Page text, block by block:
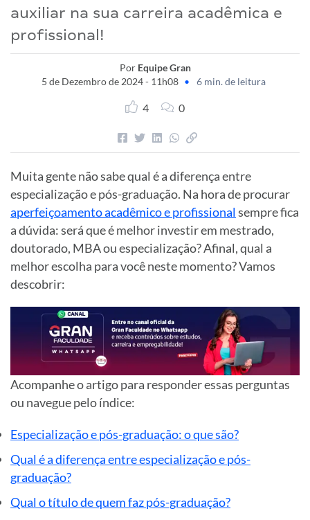
auxiliar na sua carreira acadêmica e
profissional!
Por Equipe Gran
5 de Dezembro de 2024 - 11h08 • 6 min. de leitura
4 0
Muita gente não sabe qual é a diferença entre
especialização e pós-graduação. Na hora de procurar
aperfeiçoamento acadêmico e profissionalsempre fica
a dúvida: será que é melhor investir em mestrado,
doutorado, MBA ou especialização? Afinal, qual a
melhor escolha para você neste momento? Vamos
descobrir:
Acompanhe o artigo para responder essas perguntas
ou navegue pelo índice:
Especialização e pós-graduação: o que são?
Qual é a diferença entre especialização e pós-
graduação?
Qual o título de quem faz pós-graduação?